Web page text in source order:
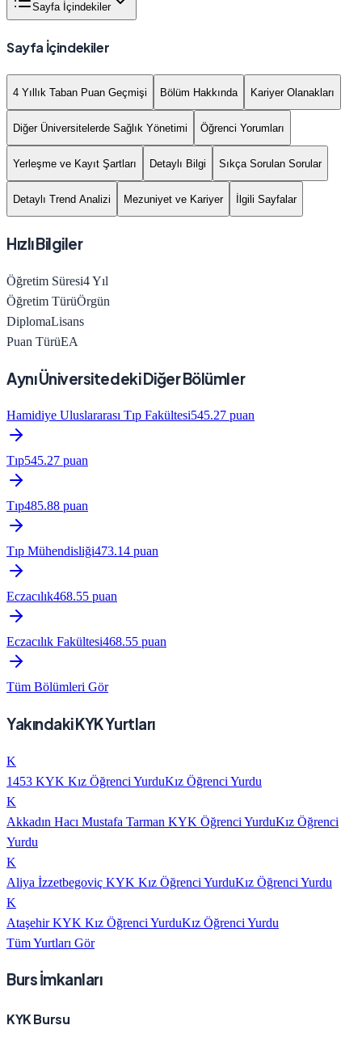
Sayfa İçindekiler
Sayfa İçindekiler
4 Yıllık Taban Puan Geçmişi Bölüm Hakkında Kariyer Olanakları
Diğer Üniversitelerde Sağlık Yönetimi Öğrenci Yorumları
Yerleşme ve Kayıt Şartları Detaylı Bilgi Sıkça Sorulan Sorular
Detaylı Trend Analizi Mezuniyet ve Kariyer İlgili Sayfalar
Hızlı Bilgiler
Öğretim Süresi4Yıl
Öğretim TürüÖrgün
DiplomaLisans
Puan TürüEA
Aynı Üniversitedeki Diğer Bölümler
Hamidiye Uluslararası Tıp Fakültesi545.27 puan
Tıp545.27 puan
Tıp485.88 puan
Tıp Mühendisliği473.14 puan
Eczacılık468.55 puan
Eczacılık Fakültesi468.55 puan
Tüm Bölümleri Gör
Yakındaki KYK Yurtları
K
1453 KYK Kız Öğrenci YurduKız Öğrenci Yurdu
K
Akkadın Hacı Mustafa Tarman KYK Öğrenci YurduKız Öğrenci
Yurdu
K
Aliya İzzetbegoviç KYK Kız Öğrenci YurduKız Öğrenci Yurdu
K
Ataşehir KYK Kız Öğrenci YurduKız Öğrenci Yurdu
Tüm Yurtları Gör
Burs İmkanları
KYK Bursu